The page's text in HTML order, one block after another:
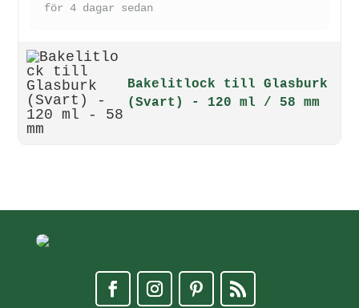
för 4 dagar sedan
Bakelitlock till Glasburk
(Svart) - 120 ml / 58 mm